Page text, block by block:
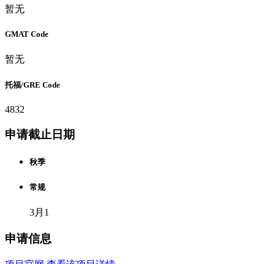
暂无
GMAT Code
暂无
托福/GRE Code
4832
申请截止日期
秋季
常规
3月1
申请信息